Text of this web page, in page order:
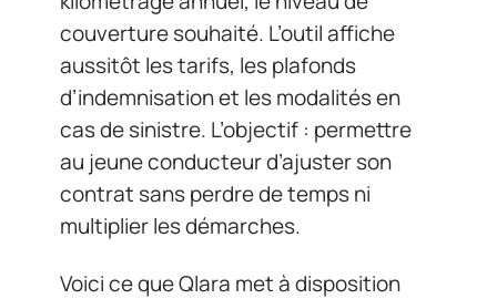
couverture souhaité. L’outil affiche
aussitôt les tarifs, les plafonds
d’indemnisation et les modalités en
cas de sinistre. L’objectif : permettre
au jeune conducteur d’ajuster son
contrat sans perdre de temps ni
multiplier les démarches.
Voici ce que Qlara met à disposition